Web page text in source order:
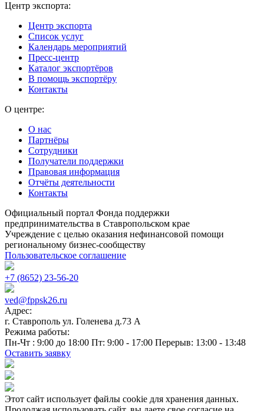
Центр экспорта:
Центр экспорта
Список услуг
Календарь мероприятий
Пресс-центр
Каталог экспортёров
В помощь экспортёру
Контакты
О центре:
О нас
Партнёры
Сотрудники
Получатели поддержки
Правовая информация
Отчёты деятельности
Контакты
Официальный портал Фонда поддержки
предпринимательства в Ставропольском крае
Учреждение с целью оказания нефинансовой помощи
региональному бизнес-сообществу
Пользовательское соглашение
+7 (8652) 23-56-20
ved@fppsk26.ru
Адрес:
г. Ставрополь ул. Голенева д.73 A
Режима работы:
Пн-Чт : 9:00 до 18:00 Пт: 9:00 - 17:00 Перерыв: 13:00 - 13:48
Оставить заявку
Этот сайт использует файлы cookie для хранения данных.